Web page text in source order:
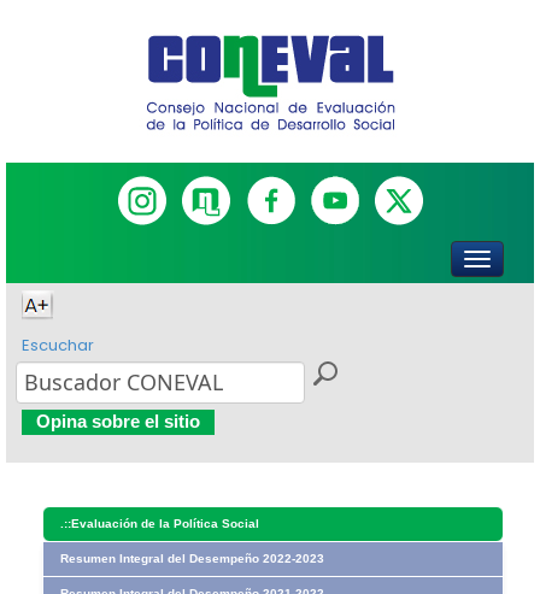
Escuchar
Opina sobre el sitio
.::Evaluación de la Política Social
Resumen Integral del Desempeño 2022-2023